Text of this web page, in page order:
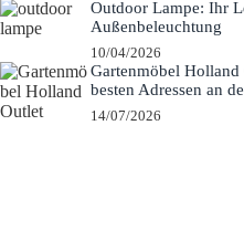
Outdoor Lampe: Ihr
Außenbeleuchtung
10/04/2026
Gartenmöbel Holland
besten Adressen an
14/07/2026